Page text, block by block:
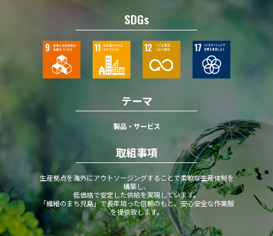
SDGs
テーマ
製品・サービス
取組事項
生産拠点を海外にアウトソージングすることで柔軟な生産体制を
構築し、
低価格で安定した供給を実現しています。
「繊維のまち児島」で長年培った信頼のもと、安心安全な作業服
を提供致します。